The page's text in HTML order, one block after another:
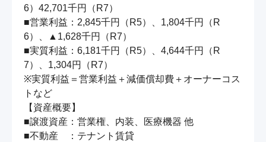
6）42,701千円（R7）
■営業利益：2,845千円（R5）、1,804千円（R
6）、▲1,628千円（R7）
■実質利益：6,181千円（R5）、4,644千円（R
7）、1,304円（R7）
※実質利益＝営業利益＋減価償却費＋オーナーコス
トなど
【資産概要】
■譲渡資産：営業権、内装、医療機器 他
■不動産　：テナント賃貸